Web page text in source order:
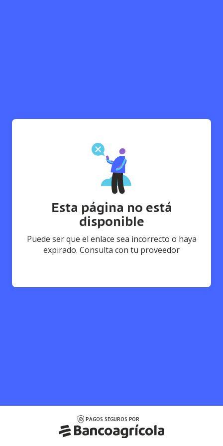
Esta página no está
disponible
Puede ser que el enlace sea incorrecto o haya
expirado. Consulta con tu proveedor
PAGOS SEGUROS POR